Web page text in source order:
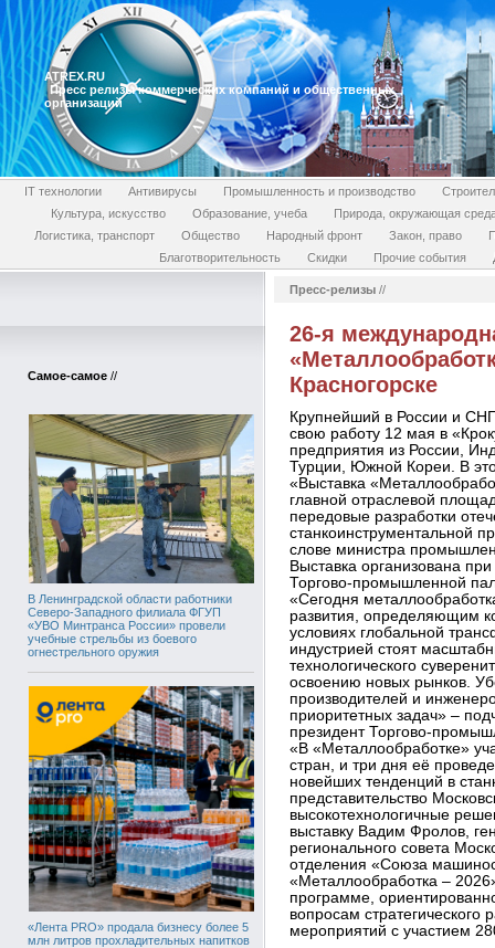
ATREX.RU
Пресс релизы коммерческих компаний и общественных
организаций
IT технологии Антивирусы Промышленность и производство
Культура, искусство
Образование, учеба
Природа, окружающая
Логистика, транспорт
Общество Народный фронт Закон, право
Благотворительность
Скидки Прочие события
Самое-самое //
В Ленинградской области работники
Северо-Западного филиала ФГУП
«УВО Минтранса России» провели
учебные стрельбы из боевого
огнестрельного оружия
«Лента PRO» продала бизнесу более 5
млн литров прохладительных напитков
Пресс-релизы //
26-я
Красногорске
Крупнейший в России и
свою работу 12 мая в
предприятия из России,
Турции, Южной Кореи. В
«Выставка
главной отраслевой
передовые разработки
станкоинструментальной
слове министра
Выставка организована
Торгово-промышленной
«Сегодня
развития, определяющим
условиях глобальной
индустрией стоят
технологического
освоению новых рынков.
производителей и
приоритетных задач» –
президент Торгово-
«В «Металлообработке»
стран, и три дня её
новейших тенденций в
представительство
высокотехнологичные
выставку Вадим Фролов,
регионального совета
отделения «Союза
«Металлообработка –
программе,
вопросам
мероприятий с участием